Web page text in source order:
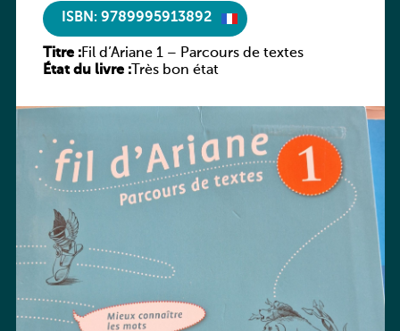
ISBN: 9789995913892
Titre :Fil d’Ariane 1 – Parcours de textes
État du livre :Très bon état